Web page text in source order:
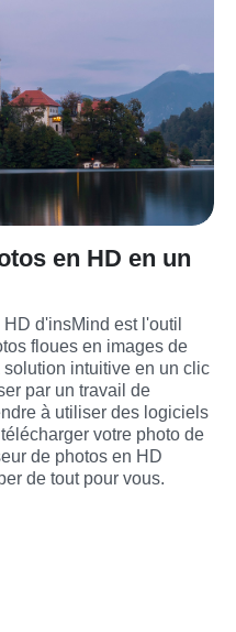
en HD en un
d'insMind est l'outil
floues en images de
intuitive en un clic
par un travail de
à utiliser des logiciels
votre photo de
de photos en HD
de tout pour vous.